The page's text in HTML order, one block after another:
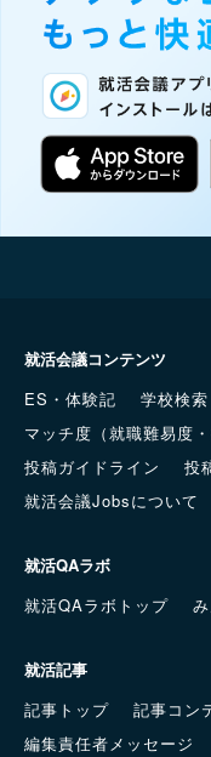
就活会議コンテンツ
ES・体験記
学校検索
マッチ度（就職難易度・
投稿ガイドライン
投
就活会議Jobsについて
就活QAラボ
就活QAラボトップ
就活記事
記事トップ
記事コン
編集責任者メッセージ